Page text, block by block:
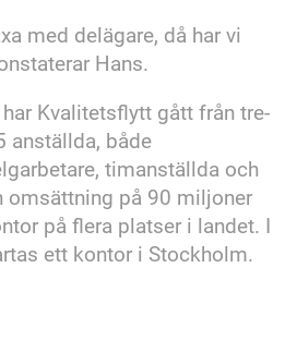
med delägare, då har vi
Hans.
Kvalitetsflytt gått från tre-
anställda, både
timanställda och
omsättning på 90 miljoner
på flera platser i landet. I
ett kontor i Stockholm.